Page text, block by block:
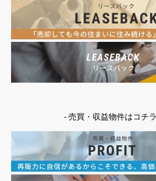
- 売買・収益物件はコチ